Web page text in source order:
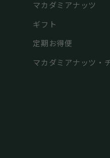
マカダミアナッツ
ギフト
定期お得便
マカダミアナッツ・